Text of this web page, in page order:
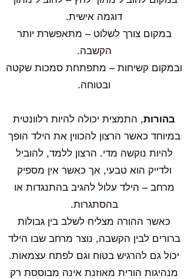
דוגמה אישית.
במקום צורך לשלוט – מתאפשרת יותר
הקשבה.
ובמקום קשיחות – מתפתחת סמכות שקטה
ובטוחה.
בהורות, התמצית יכולה להיות רלוונטית
במיוחד כאשר הרצון להכווין את הילד הופך
להיות נוקשה מדי. הרצון ללמד, להוביל
ולדייק הוא טבעי, אך כאשר אין מספיק
מרחב – הילד עלול להגיב בהתנגדות או
בהסתגרות.
כאשר ההורה מצליח לשלב בין גבולות
ברורים לבין הקשבה, נוצר מרחב שבו הילד
יכול גם להרגיש בטוח וגם לפתח עצמאות.
מנהיגות הורית מאוזנת אינה מבוססת רק